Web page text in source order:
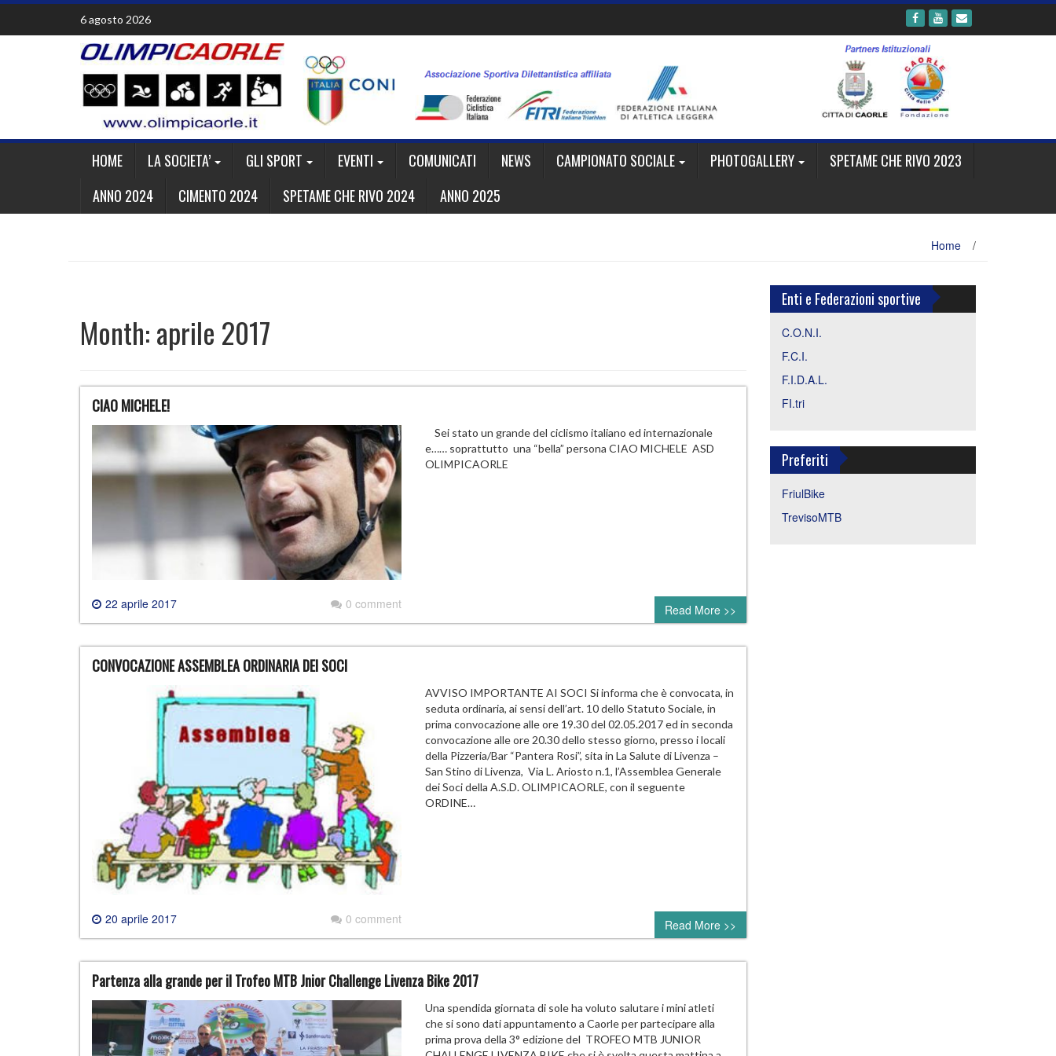
Skip
content
6 agosto 2026
HOME LA SOCIETA’ GLI SPORT EVENTI COMUNICATI NEWS CAMPIONATO SOCIALE PHOTOGALLERY
SPETAME CHE RIVO 2023
ANNO 2024
CIMENTO 2024 SPETAME CHE RIVO 2024 ANNO 2025
Home /
Month:aprile 2017
CIAO MICHELE!
22 aprile 2017 0 comment
Sei stato un grande del ciclismo italiano ed internazionale
e…… soprattutto una “bella” persona CIAO MICHELE ASD
OLIMPICAORLE
Read More >>
CONVOCAZIONE ASSEMBLEA ORDINARIA DEI SOCI
20 aprile 2017 0 comment
AVVISO IMPORTANTE AI SOCI Si informa che è convocata, in
seduta ordinaria, ai sensi dell’art. 10 dello Statuto Sociale, in
prima convocazione alle ore 19.30 del 02.05.2017 ed in seconda
convocazione alle ore 20.30 dello stesso giorno, presso i locali
della Pizzeria/Bar “Pantera Rosi”, sita in La Salute di Livenza –
San Stino di Livenza, Via L. Ariosto n.1, l’Assemblea Generale
dei Soci della A.S.D. OLIMPICAORLE, con il seguente
ORDINE…
Read More >>
Partenza alla grande per il Trofeo MTB Jnior Challenge Livenza Bike 2017
Una spendida giornata di sole ha voluto salutare i mini atleti
che si sono dati appuntamento a Caorle per partecipare alla
prima prova della 3° edizione del TROFEO MTB JUNIOR
Enti e Federazioni sportive
C.O.N.I.
F.C.I.
F.I.D.A.L.
FI.tri
Preferiti
FriulBike
TrevisoMTB